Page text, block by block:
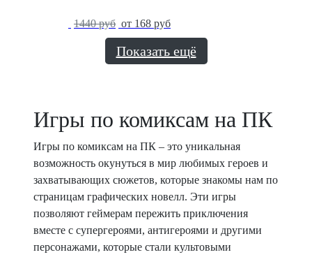
1440 руб от 168 руб
Показать ещё
Игры по комиксам на ПК
Игры по комиксам на ПК – это уникальная
возможность окунуться в мир любимых героев и
захватывающих сюжетов, которые знакомы нам по
страницам графических новелл. Эти игры
позволяют геймерам пережить приключения
вместе с супергероями, антигероями и другими
персонажами, которые стали культовыми